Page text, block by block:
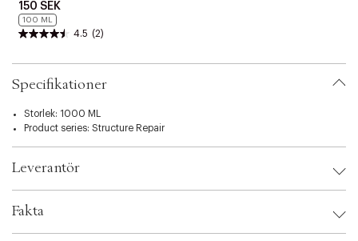
e
c
t
150 SEK
100 ML
4.5 (2)
Specifikationer
Storlek: 1000 ML
Product series: Structure Repair
Leverantör
Fakta